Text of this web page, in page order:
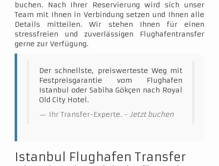
buchen. Nach Ihrer Reservierung wird sich unser
Team mit Ihnen in Verbindung setzen und Ihnen alle
Details mitteilen. Wir stehen Ihnen für einen
stressfreien und zuverlässigen Flughafentransfer
gerne zur Verfügung.
Der schnellste, preiswerteste Weg mit
Festpreisgarantie vom Flughafen
Istanbul oder Sabiha Gökçen nach Royal
Old City Hotel.
Ihr Transfer-Experte. - Jetzt buchen
Istanbul Flughafen Transfer